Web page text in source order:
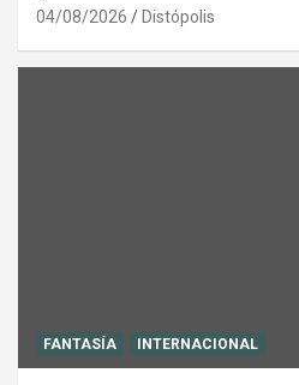
04/08/2026 Distópolis
FANTASÍA INTERNACIONAL